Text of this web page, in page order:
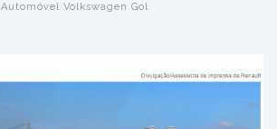
Automóvel Volkswagen Gol